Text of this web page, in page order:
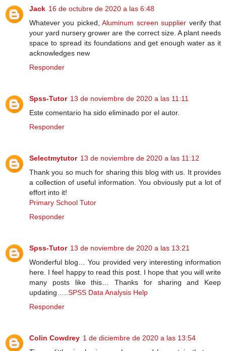
Jack 16 de octubre de 2020 a las 6:48
Whatever you picked,Aluminum screen supplier verify that
your yard nursery grower are the correct size. A plant needs
space to spread its foundations and get enough water as it
acknowledges new
Responder
Spss-Tutor 13 de noviembre de 2020 a las 11:11
Este comentario ha sido eliminado por el autor.
Responder
Selectmytutor 13 de noviembre de 2020 a las 11:12
Thank you so much for sharing this blog with us. It provides
a collection of useful information. You obviously put a lot of
effort into it!
Primary School Tutor
Responder
Spss-Tutor 13 de noviembre de 2020 a las 13:21
Wonderful blog… You provided very interesting information
here. I feel happy to read this post. I hope that you will write
many posts like this… Thanks for sharing and Keep
updating….. SPSS Data Analysis Help
Responder
Colin Cowdrey 1 de diciembre de 2020 a las 13:54